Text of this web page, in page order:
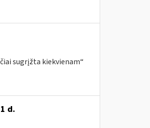
sugrįžta kiekvienam“
d.